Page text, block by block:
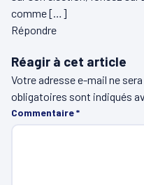
comme […]
Répondre
Réagir à cet article
Votre adresse e-mail ne
obligatoires sont indiqués
Commentaire*